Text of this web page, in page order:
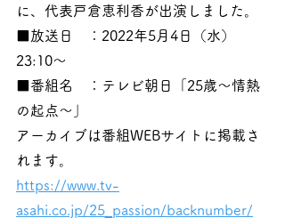
に、代表戸倉恵利香が出演しました。
■放送日　：2022年5月4日（水）
23:10～
■番組名　：テレビ朝日「25歳～情熱
の起点～」
アーカイブは番組WEBサイトに掲載さ
れます。
https://www.tv-
asahi.co.jp/25_passion/backnumber/